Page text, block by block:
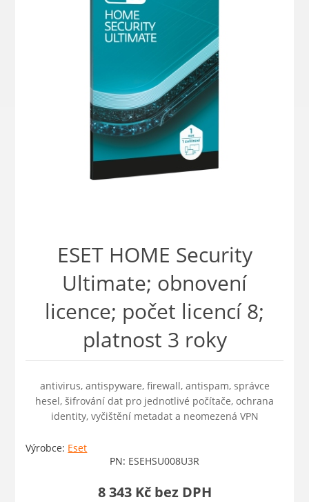
ESET HOME Security
Ultimate; obnovení
licence; počet licencí 8;
platnost 3 roky
antivirus, antispyware, firewall, antispam, správce
hesel, šifrování dat pro jednotlivé počítače, ochrana
identity, vyčištění metadat a neomezená VPN
Výrobce: Eset
PN: ESEHSU008U3R
8 343 Kč bez DPH